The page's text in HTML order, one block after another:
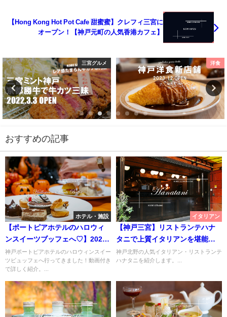
【Hong Kong Hot Pot Cafe 甜蜜蜜】クレフィ三宮に
オープン！【神戸元町の人気香港カフェ】
三宮グルメ 洋食
おすすめの記事
ホテル・施設
【ポートピアホテルのハロウィ
ンスイーツブッフェへ♡】2020
年はオーダー形式【神戸】
神戸ポートピアホテルのハロウィンスイー
ツビュッフェへ行ってきました！動画付き
で詳しく紹介。...
イタリアン
【神戸三宮】リストランテハナ
タニで上質イタリアンを堪能
【ランチコース】
神戸北野の人気イタリアン・リストランテ
ハナタニを紹介します。...